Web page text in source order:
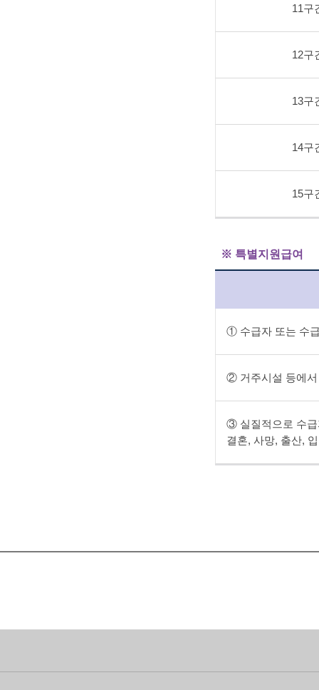
11구
12구
13구
14구
15구
※ 특별지원급여
① 수급자 또는 수
② 거주시설 등에서
③ 실질적으로 수급
결혼, 사망, 출산,